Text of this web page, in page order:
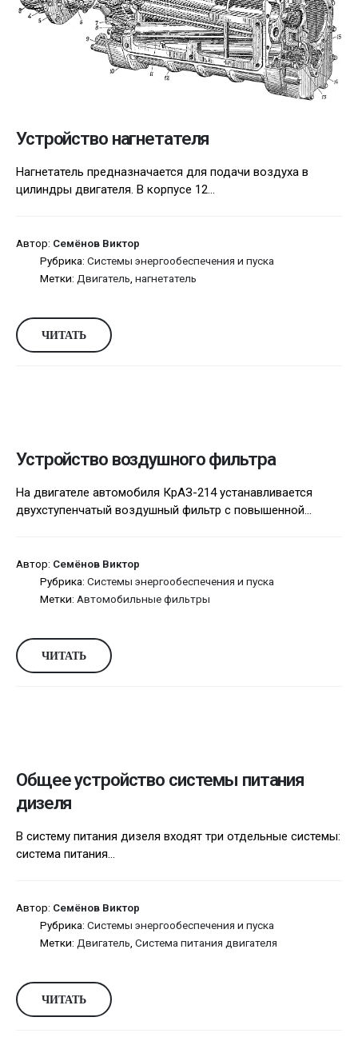
Устройство нагнетателя
Нагнетатель предназначается для подачи воздуха в
цилиндры двигателя. В корпусе 12...
Автор: Семёнов Виктор
Рубрика: Системы энергообеспечения и пуска
Метки: Двигатель, нагнетатель
ЧИТАТЬ
Устройство воздушного фильтра
На двигателе автомобиля КрАЗ-214 устанавливается
двухступенчатый воздушный фильтр с повышенной...
Автор: Семёнов Виктор
Рубрика: Системы энергообеспечения и пуска
Метки: Автомобильные фильтры
ЧИТАТЬ
Общее устройство системы питания
дизеля
В систему питания дизеля входят три отдельные системы:
система питания...
Автор: Семёнов Виктор
Рубрика: Системы энергообеспечения и пуска
Метки: Двигатель, Система питания двигателя
ЧИТАТЬ